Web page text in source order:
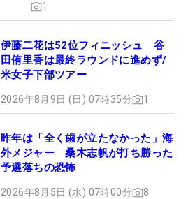
1
伊藤二花は52位フィニッシュ 谷
田侑里香は最終ラウンドに進めず/
米女子下部ツアー
2026年8月9日 (日) 07時35分 1
昨年は「全く歯が立たなかった」海
外メジャー 桑木志帆が打ち勝った
予選落ちの恐怖
2026年8月5日 (水) 07時00分 8